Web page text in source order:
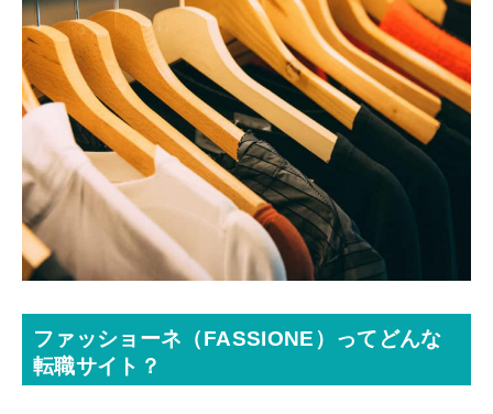
ファッショーネ（FASSIONE）ってどんな
転職サイト？